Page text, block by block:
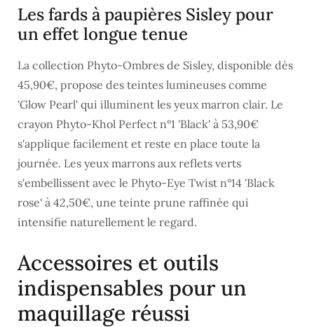
Les fards à paupières Sisley pour
un effet longue tenue
La collection Phyto-Ombres de Sisley, disponible dès
45,90€, propose des teintes lumineuses comme
'Glow Pearl' qui illuminent les yeux marron clair. Le
crayon Phyto-Khol Perfect n°1 'Black' à 53,90€
s'applique facilement et reste en place toute la
journée. Les yeux marrons aux reflets verts
s'embellissent avec le Phyto-Eye Twist n°14 'Black
rose' à 42,50€, une teinte prune raffinée qui
intensifie naturellement le regard.
Accessoires et outils
indispensables pour un
maquillage réussi